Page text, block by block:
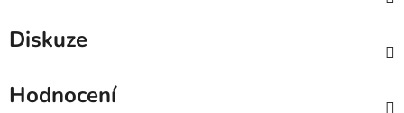
Diskuze
Hodnocení